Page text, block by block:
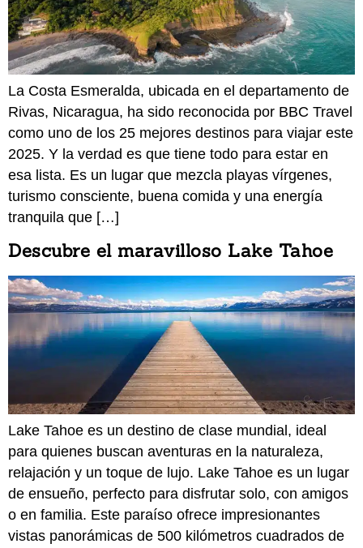
La Costa Esmeralda, ubicada en el departamento de
Rivas, Nicaragua, ha sido reconocida por BBC Travel
como uno de los 25 mejores destinos para viajar este
2025. Y la verdad es que tiene todo para estar en
esa lista. Es un lugar que mezcla playas vírgenes,
turismo consciente, buena comida y una energía
tranquila que […]
Descubre el maravilloso Lake Tahoe
Lake Tahoe es un destino de clase mundial, ideal
para quienes buscan aventuras en la naturaleza,
relajación y un toque de lujo. Lake Tahoe es un lugar
de ensueño, perfecto para disfrutar solo, con amigos
o en familia. Este paraíso ofrece impresionantes
vistas panorámicas de 500 kilómetros cuadrados de